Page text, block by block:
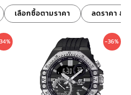
เลือกซื้อตามราคา ลดราคา &
-36%
Original
price
was:
8,300 ฿.
price